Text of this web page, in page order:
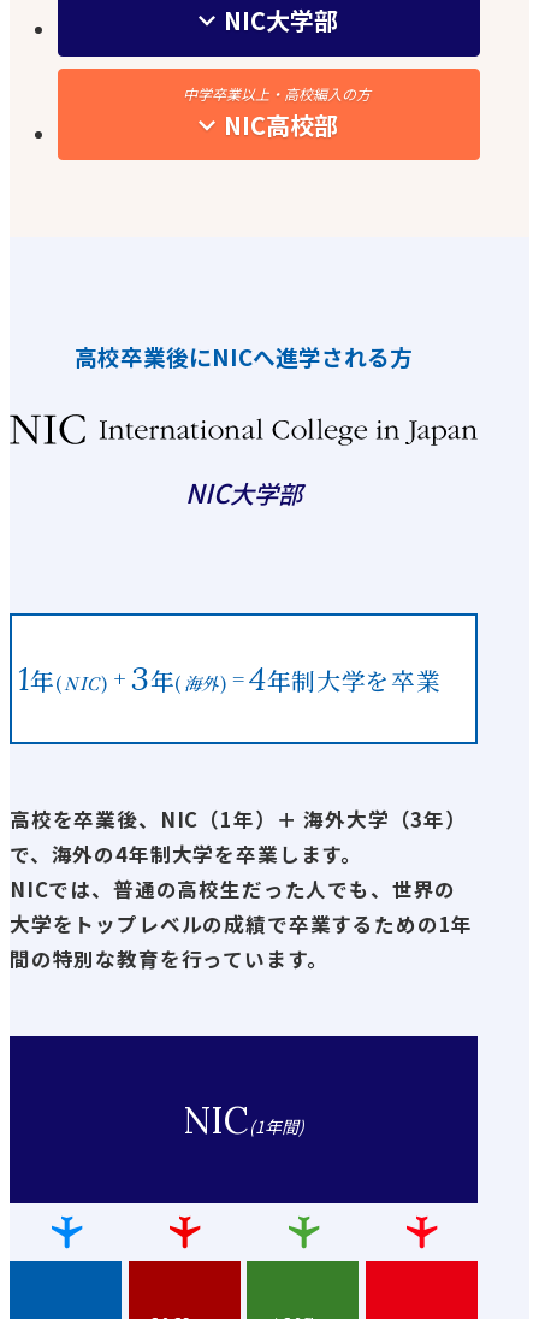
NIC大学部
中学卒業以上・高校編入の方
NIC高校部
高校卒業後にNICへ進学される方
NIC大学部
1年(NIC) + 3年(海外) =4年制大学を卒業
高校を卒業後、NIC（1年）＋ 海外⼤学（3年）
で、海外の4年制⼤学を卒業します。
NICでは、普通の高校⽣だった⼈でも、世界の
⼤学をトップレベルの成績で卒業するための1年
間の特別な教育を⾏っています。
NIC(1年間)
   